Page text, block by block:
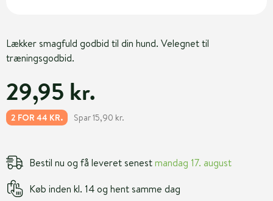
Lækker smagfuld godbid til din hund. Velegnet til
træningsgodbid.
29,95 kr.
2 FOR 44 KR. Spar 15,90 kr.
Bestil nu og få leveret senestmandag 17. august
Køb inden kl. 14 og hent samme dag